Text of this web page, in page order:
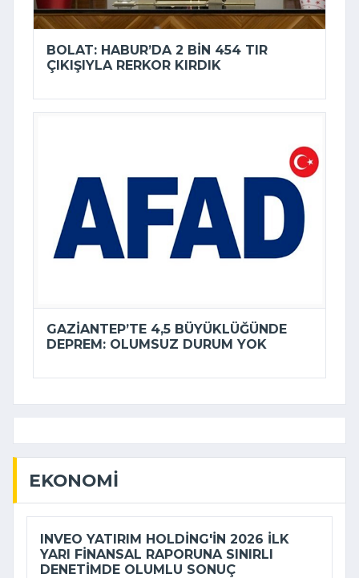
BOLAT: HABUR’DA 2 BIN 454 TIR
ÇIKIŞIYLA RERKOR KIRDIK
GAZIANTEP’TE 4,5 BÜYÜKLÜĞÜNDE
DEPREM: OLUMSUZ DURUM YOK
EKONOMI
INVEO YATIRIM HOLDING'IN 2026 ILK
YARI FINANSAL RAPORUNA SINIRLI
DENETIMDE OLUMLU SONUÇ